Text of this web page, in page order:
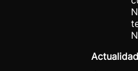
Actualidad